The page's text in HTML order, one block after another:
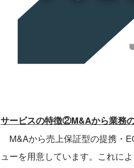
サービスの特徴②M&Aから業務
M&Aから売上保証型の提携・
ューを用意しています。これに